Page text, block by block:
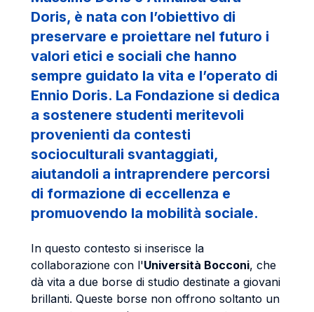
Doris, è nata con l’obiettivo di
preservare e proiettare nel futuro i
valori etici e sociali che hanno
sempre guidato la vita e l’operato di
Ennio Doris. La Fondazione si dedica
a sostenere studenti meritevoli
provenienti da contesti
socioculturali svantaggiati,
aiutandoli a intraprendere percorsi
di formazione di eccellenza e
promuovendo la mobilità sociale.
In questo contesto si inserisce la
collaborazione con l'Università Bocconi, che
dà vita a due borse di studio destinate a giovani
brillanti. Queste borse non offrono soltanto un